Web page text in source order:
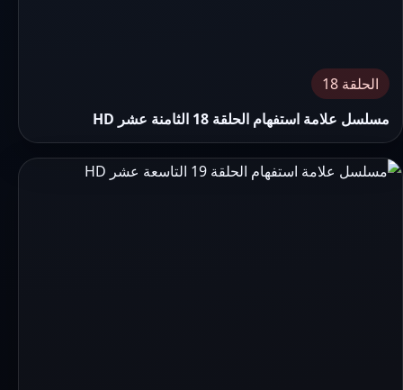
الحلقة 18
مسلسل علامة استفهام الحلقة 18 الثامنة عشر HD